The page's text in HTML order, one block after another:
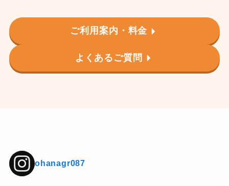
ご利用案内・料金
よくあるご質問
ohanagr087